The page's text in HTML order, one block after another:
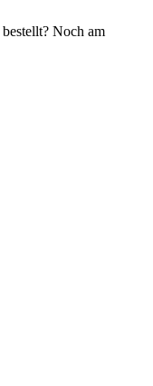
bestellt? Noch am